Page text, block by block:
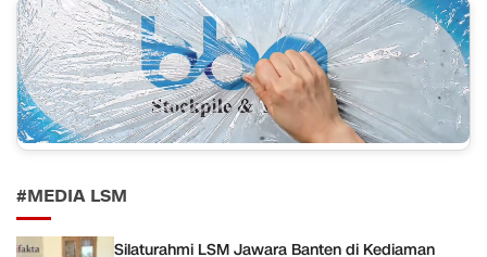
#MEDIA LSM
Silaturahmi LSM Jawara Banten di Kediaman